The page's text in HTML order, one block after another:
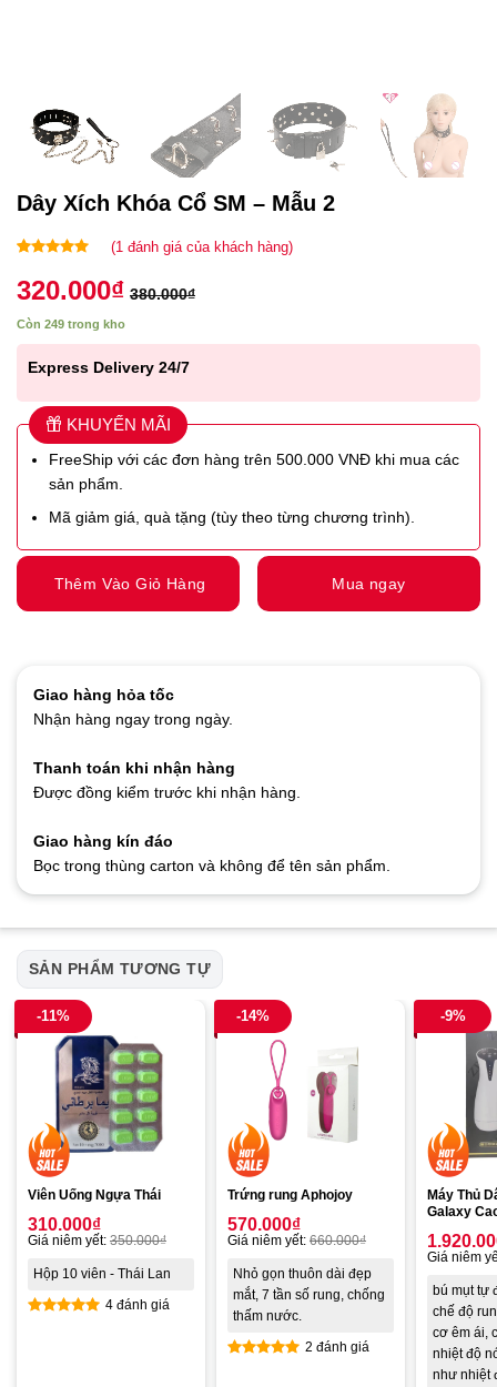
Dây Xích Khóa Cổ SM – Mẫu 2
dựa trên
(1 đánh giá của khách hàng)
320.000₫ 380.000₫
Còn 249 trong kho
Express Delivery 24/7
KHUYẾN MÃI
FreeShip với các đơn hàng trên 500.000 VNĐ khi mua các
sản phẩm.
Mã giảm giá, quà tặng (tùy theo từng chương trình).
Thêm Vào Giỏ Hàng Mua ngay
Giao hàng hỏa tốc
Nhận hàng ngay trong ngày.
Thanh toán khi nhận hàng
Được đồng kiểm trước khi nhận hàng.
Giao hàng kín đáo
Bọc trong thùng carton và không để tên sản phẩm.
SẢN PHẨM TƯƠNG TỰ
-11%
Viên Uống Ngựa Thái
310.000₫
Giá niêm yết: 350.000₫
Hộp 10 viên - Thái Lan
4 đánh giá
-14%
Trứng rung Aphojoy
570.000₫
Giá niêm yết: 660.000₫
Nhỏ gọn thuôn dài đẹp
mắt, 7 tần số rung, chống
thấm nước.
2 đánh giá
-9%
Máy Thủ
Galaxy
Giá niêm
bú mụt tự
chế độ
cơ êm ái,
nhiệt độ
như nhiệt